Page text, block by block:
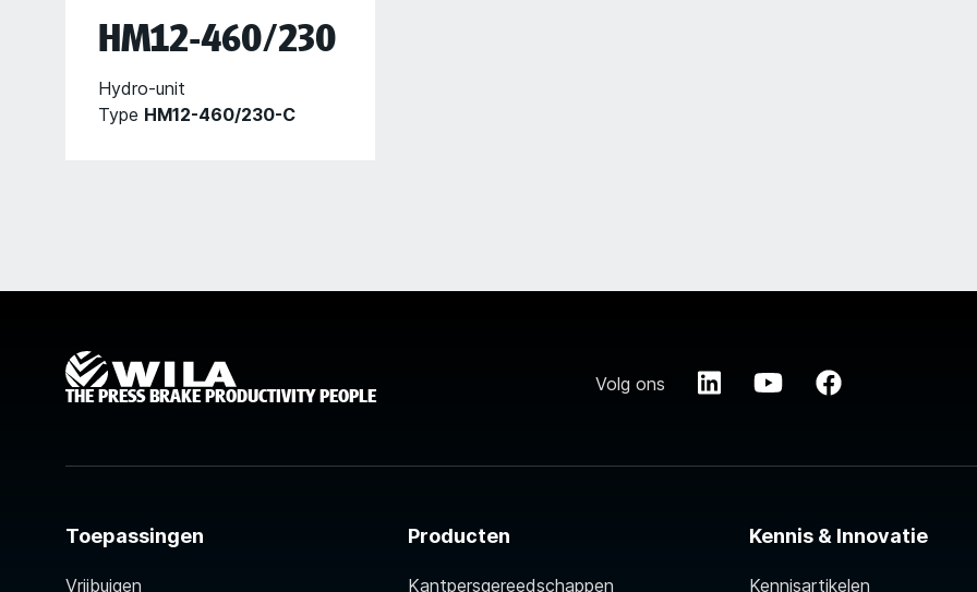
HM12-460/230
Hydro-unit
Type HM12-460/230-C
THE PRESS BRAKE PRODUCTIVITY PEOPLE
Volg ons
Toepassingen
Vrijbuigen
Producten
Kantpersgereedschappen
Kennis & Innovatie
Kennisartikelen